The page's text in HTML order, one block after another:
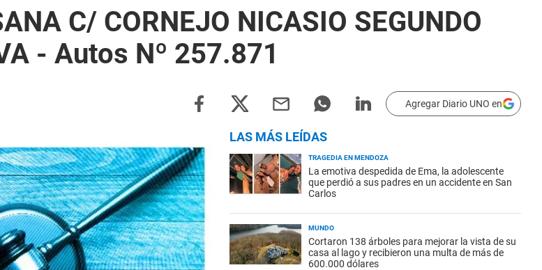
C/ CORNEJO NICASIO SEGUNDO
- Autos Nº 257.871
Agregar Diario UNO en
LAS MÁS LEÍDAS
TRAGEDIA EN MENDOZA
La emotiva despedida de Ema, la adolescente
que perdió a sus padres en un accidente en San
Carlos
MUNDO
Cortaron 138 árboles para mejorar la vista de su
casa al lago y recibieron una multa de más de
600.000 dólares